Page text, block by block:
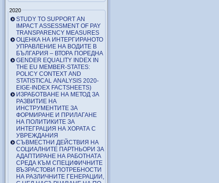
2020
STUDY TO SUPPORT AN
IMPACT ASSESSMENT OF PAY
TRANSPARENCY MEASURES
ОЦЕНКА НА ИНТЕРГИРАНОТО
УПРАВЛЕНИЕ НА ВОДИТЕ В
БЪЛГАРИЯ – ВТОРА ПОРЕДНА
GENDER EQUALITY INDEX IN
THE EU MEMBER-STATES:
POLICY CONTEXT AND
STATISTICAL ANALYSIS 2020-
EIGE-INDEX FACTSHEETS)
ИЗРАБОТВАНЕ НА МЕТОД ЗА
РАЗВИТИЕ НА
ИНСТРУМЕНТИТЕ ЗА
ФОРМИРАНЕ И ПРИЛАГАНЕ
НА ПОЛИТИКИТЕ ЗА
ИНТЕГРАЦИЯ НА ХОРАТА С
УВРЕЖДАНИЯ
СЪВМЕСТНИ ДЕЙСТВИЯ НА
СОЦИАЛНИТЕ ПАРТНЬОРИ ЗА
АДАПТИРАНЕ НА РАБОТНАТА
СРЕДА КЪМ СПЕЦИФИЧНИТЕ
ВЪЗРАСТОВИ ПОТРЕБНОСТИ
НА РАЗЛИЧНИТЕ ГЕНЕРАЦИИ,